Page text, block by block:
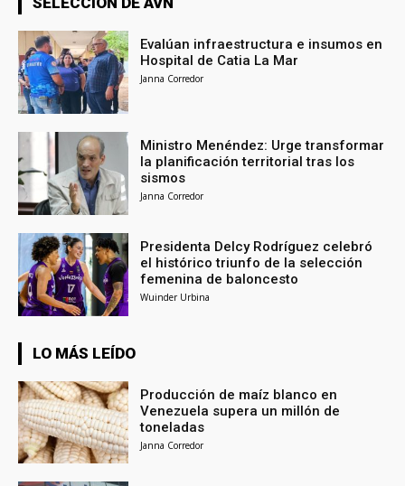
Evalúan infraestructura e insumos en
Hospital de Catia La Mar
Janna Corredor
Ministro Menéndez: Urge transformar
la planificación territorial tras los
sismos
Janna Corredor
Presidenta Delcy Rodríguez celebró
el histórico triunfo de la selección
femenina de baloncesto
Wuinder Urbina
LO MÁS LEÍDO
Producción de maíz blanco en
Venezuela supera un millón de
toneladas
Janna Corredor